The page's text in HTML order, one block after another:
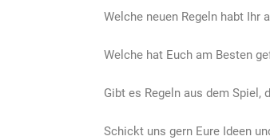
Welche neuen Regeln habt Ihr
Welche hat Euch am Besten
Gibt es Regeln aus dem Spiel,
Schickt uns gern Eure Ideen